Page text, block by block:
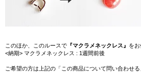
このほか、このルースで 『マクラメネックレス』 をお
<納期> マクラメネックレス : 1週間前後
ご希望の方は上記の「この商品について問い合わせる